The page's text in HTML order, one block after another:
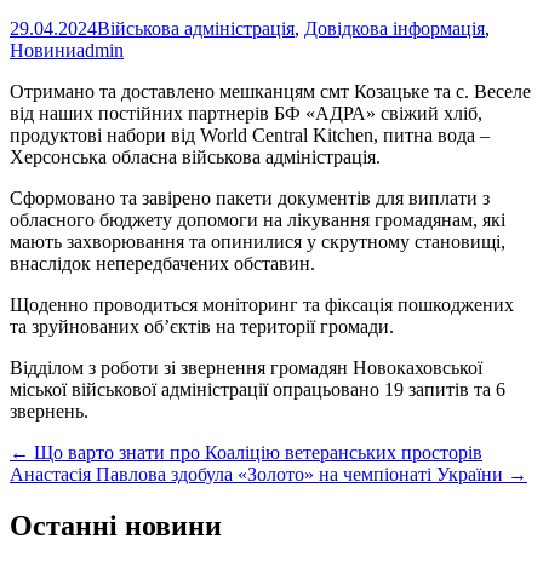
29.04.2024Військова адміністрація, Довідкова інформація,
Новиниadmin
Отримано та доставлено мешканцям смт Козацьке та с. Веселе
від наших постійних партнерів БФ «АДРА» свіжий хліб,
продуктові набори від World Central Kitchen, питна вода –
Херсонська обласна військова адміністрація.
Сформовано та завірено пакети документів для виплати з
обласного бюджету допомоги на лікування громадянам, які
мають захворювання та опинилися у скрутному становищі,
внаслідок непередбачених обставин.
Щоденно проводиться моніторинг та фіксація пошкоджених
та зруйнованих об’єктів на території громади.
Відділом з роботи зі звернення громадян Новокаховської
міської військової адміністрації опрацьовано 19 запитів та 6
звернень.
Post
navigation
← Що варто знати про Коаліцію ветеранських просторів
Анастасія Павлова здобула «Золото» на чемпіонаті України →
Останні новини